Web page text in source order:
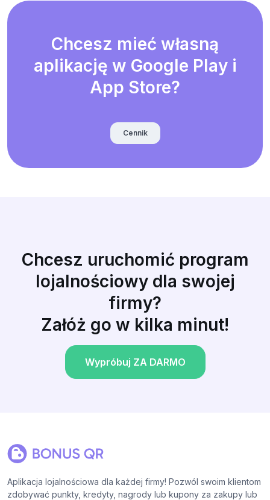
Chcesz mieć własną
aplikację w Google Play i
App Store?
Cennik
Chcesz uruchomić program
lojalnościowy dla swojej
firmy?
Załóż go w kilka minut!
Wypróbuj ZA DARMO
Aplikacja lojalnościowa dla każdej firmy! Pozwól swoim klientom
zdobywać punkty, kredyty, nagrody lub kupony za zakupy lub